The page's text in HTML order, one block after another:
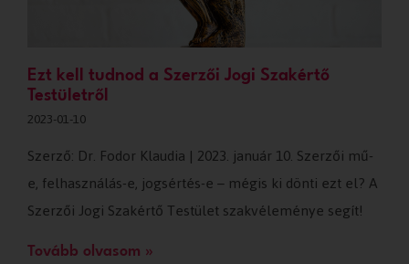
Ezt kell tudnod a Szerzői Jogi Szakértő
Testületről
2023-01-10
Szerző: Dr. Fodor Klaudia | 2023. január 10. Szerzői mű-
e, felhasználás-e, jogsértés-e – mégis ki dönti ezt el? A
Szerzői Jogi Szakértő Testület szakvéleménye segít!
Tovább olvasom »